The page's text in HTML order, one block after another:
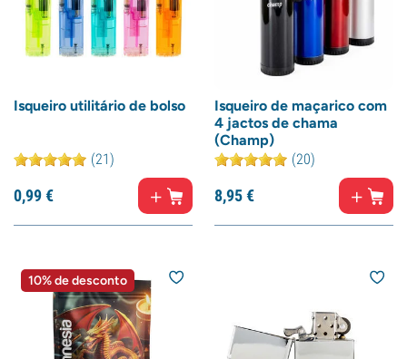
Isqueiro utilitário de bolso
(21)
0,99€
Isqueiro de maçarico com
4 jactos de chama
(Champ)
(20)
8,95€
10% de desconto